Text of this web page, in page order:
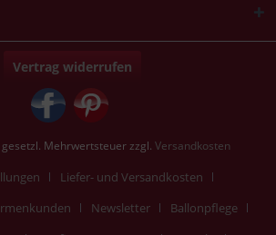
Vertrag widerrufen
Mehrwertsteuer zzgl. Versandkosten
Liefer- und Versandkosten
Newsletter
Ballonpflege